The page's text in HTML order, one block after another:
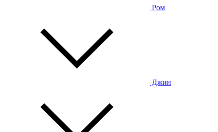
Ром
Джин